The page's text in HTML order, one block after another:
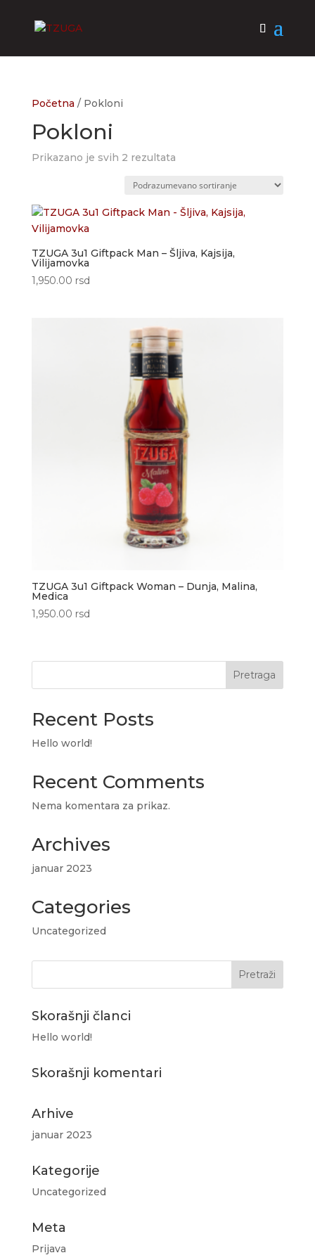
Početna / Pokloni
Pokloni
Prikazano je svih 2 rezultata
TZUGA 3u1 Giftpack Man – Šljiva, Kajsija,
Vilijamovka
1,950.00 rsd
TZUGA 3u1 Giftpack Woman – Dunja, Malina,
Medica
1,950.00 rsd
Pretraga
Recent Posts
Hello world!
Recent Comments
Nema komentara za prikaz.
Archives
januar 2023
Categories
Uncategorized
Skorašnji članci
Hello world!
Skorašnji komentari
Arhive
januar 2023
Kategorije
Uncategorized
Meta
Prijava